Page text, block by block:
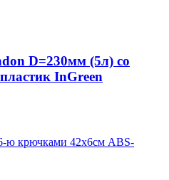
D=230мм (5л) со
InGreen